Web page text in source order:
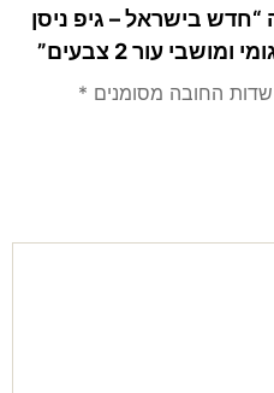
“חדש בישראל – גיפ ניסן
שדות החובה מסומנים *